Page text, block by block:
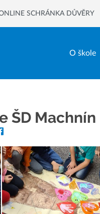
O škole
SCHRÁNKA DŮVĚRY
ŠD